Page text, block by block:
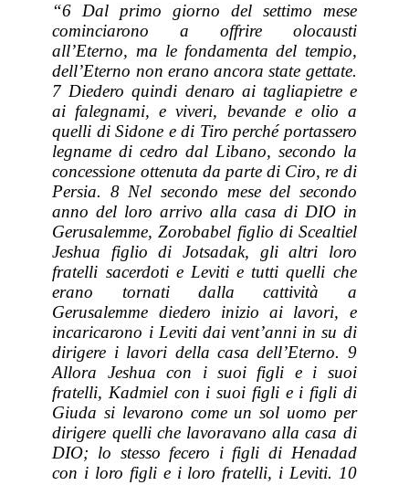
“6 Dal primo giorno del settimo mese
cominciarono a offrire olocausti
all’Eterno, ma le fondamenta del tempio,
dell’Eterno non erano ancora state gettate.
7 Diedero quindi denaro ai tagliapietre e
ai falegnami, e viveri, bevande e olio a
quelli di Sidone e di Tiro perché portassero
legname di cedro dal Libano, secondo la
concessione ottenuta da parte di Ciro, re di
Persia. 8 Nel secondo mese del secondo
anno del loro arrivo alla casa di DIO in
Gerusalemme, Zorobabel figlio di Scealtiel
Jeshua figlio di Jotsadak, gli altri loro
fratelli sacerdoti e Leviti e tutti quelli che
erano tornati dalla cattività a
Gerusalemme diedero inizio ai lavori, e
incaricarono i Leviti dai vent’anni in su di
dirigere i lavori della casa dell’Eterno. 9
Allora Jeshua con i suoi figli e i suoi
fratelli, Kadmiel con i suoi figli e i figli di
Giuda si levarono come un sol uomo per
dirigere quelli che lavoravano alla casa di
DIO; lo stesso fecero i figli di Henadad
con i loro figli e i loro fratelli, i Leviti. 10